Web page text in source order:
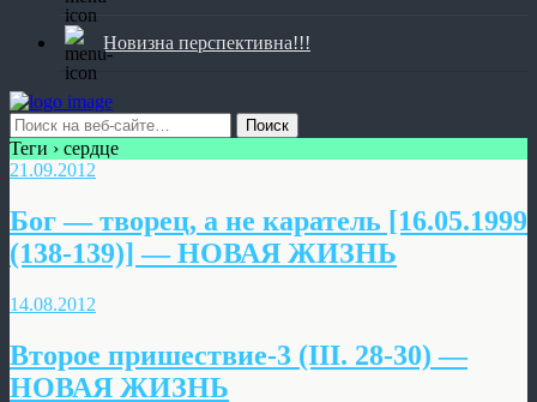
Новизна перспективна!!!
Теги › сердце
21.09.2012
Бог — творец, а не каратель [16.05.1999
(138-139)] — НОВАЯ ЖИЗНЬ
14.08.2012
Второе пришествие-3 (III. 28-30) —
НОВАЯ ЖИЗНЬ